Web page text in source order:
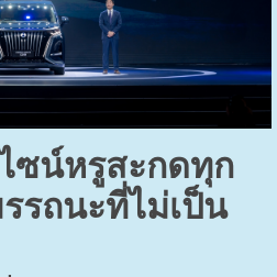
ซน์หรูสะกดทุก
รถนะที่ไม่เป็น